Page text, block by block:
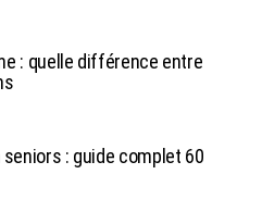
: quelle différence entre
: guide complet 60